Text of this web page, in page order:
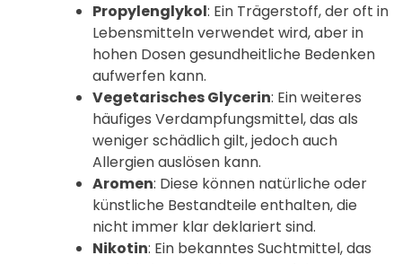
Propylenglykol: Ein Trägerstoff, der oft in
Lebensmitteln verwendet wird, aber in
hohen Dosen gesundheitliche Bedenken
aufwerfen kann.
Vegetarisches Glycerin: Ein weiteres
häufiges Verdampfungsmittel, das als
weniger schädlich gilt, jedoch auch
Allergien auslösen kann.
Aromen: Diese können natürliche oder
künstliche Bestandteile enthalten, die
nicht immer klar deklariert sind.
Nikotin: Ein bekanntes Suchtmittel, das